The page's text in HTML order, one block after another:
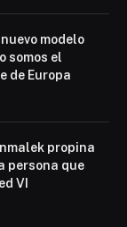
modelo
somos el
de Europa
propina
persona que
VI